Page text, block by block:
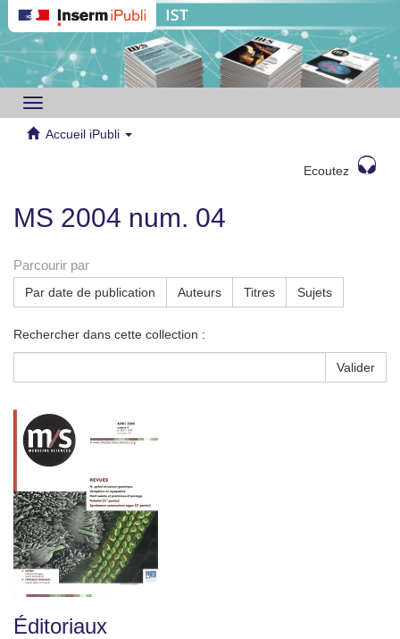
Toggle
navigation
Accueil iPubli
Ecoutez
MS 2004 num. 04
Parcourir par
Par date de publication Auteurs Titres Sujets
Rechercher dans cette collection :
Valider
Éditoriaux